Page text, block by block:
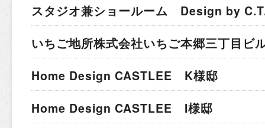
スタジオ兼ショールーム Design by
いちご地所株式会社いちご本郷三丁目ビ
Home Design CASTLEE K様邸
Home Design CASTLEE I様邸